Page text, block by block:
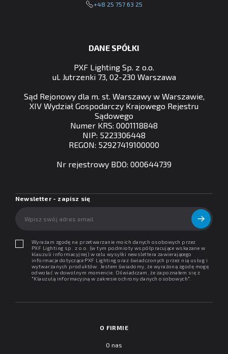
+48 25 757 63 25
DANE SPÓŁKI
PXF Lighting Sp. z o.o.
ul. Jutrzenki 73, 02-230 Warszawa
Sąd Rejonowy dla m. st. Warszawy w Warszawie,
XIV Wydział Gospodarczy Krajowego Rejestru
Sądowego
Numer KRS: 0001118848
NIP: 5223306448
REGON: 52927419100000
Nr rejestrowy BDO: 000644739
Newsletter - zapisz się
Wyrażam zgodę na przetwarzanie moich danych osobowych przez
PXF Lighting sp. z o.o. (w tym podmioty współpracujące wskazane w
klauzuli informacyjnej) w celu wysyłki newslettera zawierającego
informacje dotyczące PXF Lighting oraz świadczonych przez nią usług i
wytwarzanych produktów. Jestem świadomy, że wyrażoną zgodę mogę
odwołać w dowolnym momencie. Oświadczam, że zapoznałem się z
"Klauzulą informacyjną w zakresie ochrony danych osobowych".
O FIRMIE
O nas